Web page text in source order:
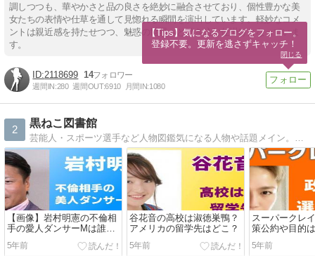
調しつつも、華やかさと品の良さを絶妙に融合させており、個性豊かな美
女たちの表情や仕草を通して見惚れる瞬間を演出しています。軽妙なコメ
ントは親近感を持たせつつ、魅惑の世界へと引き込む仕掛けとなっていま
す。
2118699 14
週間IN:280 週間OUT:6910 月間IN:1080
2
黒ねこ図書館
芸能人・スポーツ選手など人物図鑑気になる人物や話題メイン。これを知ればあなたは通。
【画像】岩村明憲の不倫相
手の愛人ダンサーMは誰？
養育費ホントに払えない
の？
5年前
谷花音の高校は淑徳巣鴨？
アメリカの留学先はどこ？
5年前
スーパークレ
策公約や目的
選と都知事選
5年前
【Tips】気になるブログをフォロー。
登録不要。更新を逃さずキャッチ！
閉じる